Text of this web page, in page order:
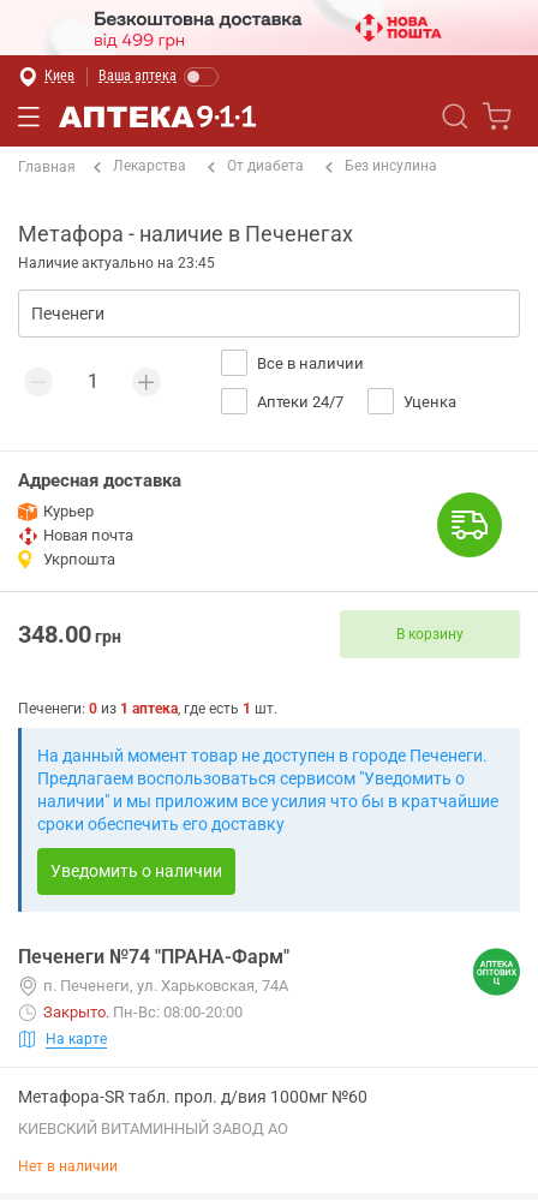
Киев Ваша аптека
Главная Лекарства От диабета Без инсулина
Метафора - наличие в Печенегах
Наличие актуально на 23:45
Все в наличии
Аптеки 24/7 Уценка
Адресная доставка
Курьер
Новая почта
Укрпошта
348.00грн В корзину
Печенеги: 0 из 1 аптека, где есть 1 шт.
На данный момент товар не доступен в городе Печенеги.
Предлагаем воспользоваться сервисом "Уведомить о
наличии" и мы приложим все усилия что бы в кратчайшие
сроки обеспечить его доставку
Уведомить о наличии
Печенеги №74 "ПРАНА-Фарм"
п. Печенеги, ул. Харьковская, 74А
Закрыто. Пн-Вс: 08:00-20:00
На карте
Метафора-SR табл. прол. д/вия 1000мг №60
КИЕВСКИЙ ВИТАМИННЫЙ ЗАВОД АО
Нет в наличии